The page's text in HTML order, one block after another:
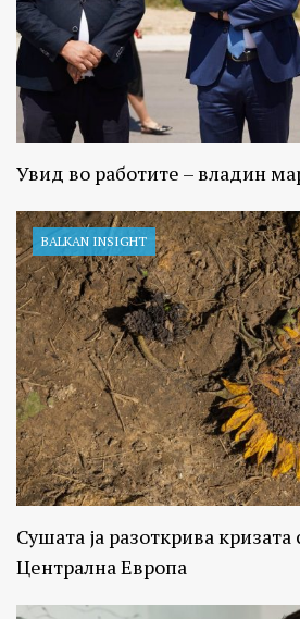
Увид во работите – владин
BALKAN INSIGHT
Сушата ја разоткрива кризата
Централна Европа